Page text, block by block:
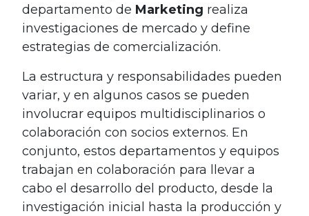
departamento de Marketing realiza
investigaciones de mercado y define
estrategias de comercialización.
La estructura y responsabilidades pueden
variar, y en algunos casos se pueden
involucrar equipos multidisciplinarios o
colaboración con socios externos. En
conjunto, estos departamentos y equipos
trabajan en colaboración para llevar a
cabo el desarrollo del producto, desde la
investigación inicial hasta la producción y